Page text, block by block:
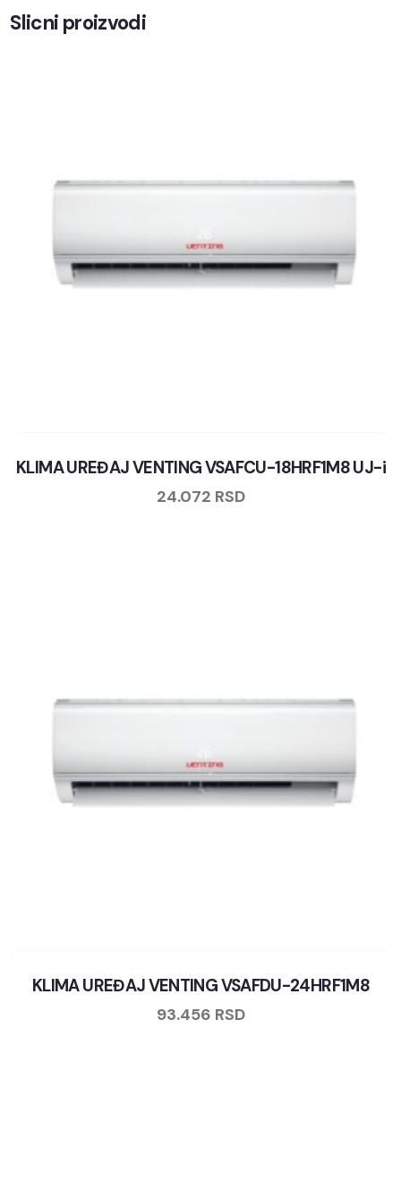
Slicni proizvodi
KLIMA UREĐAJ VENTING VSAFCU-18HRF1M8 UJ-i
24.072 RSD
KLIMA UREĐAJ VENTING VSAFDU-24HRF1M8
93.456 RSD